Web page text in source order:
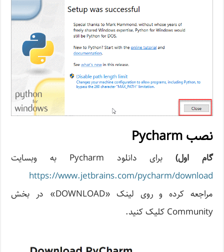
نصب Pycharm
گام اول) برای دانلود Pycharm به وبسایت
https://www.jetbrains.com/pycharm/download
مراجعه کرده و روی لینک «DOWNLOAD» در بخش
Community کلیک کنید.